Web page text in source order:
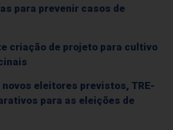
para prevenir casos de
criação de projeto para cultivo
novos eleitores previstos, TRE-
para as eleições de